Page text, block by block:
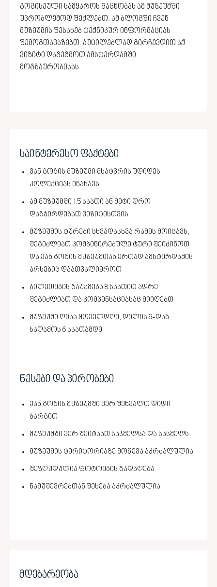
გოგისეული სამყაროს გაცნობას ამ მუზეუმში
უპრობლემოდ შეძლებთ. ამ ბლოგში ჩვენ
მუზეუმის შესახებ ტექნიკურ ინფორმაციას
შემოგთავაზებთ. აუცილებლად გირჩევდით აქ
ვიზიტი დაგეგმოთ ამსტერდამში
მოგზაურობისას.
საინტერესო ფაქტები
ვან გოგის მუზეუმი მხატვრის უდიდეს
კოლექციას ინახავს
ამ მუზეუმში 1.5 საათი ან მეტი დრო
დაგჭირდებათ ვიზიტისთვის
მუზეუმის ტურები სხვადასხვა რამეს მოიცავს,
შეგიძლიათ კომბინირებული ტური შეიძინოთ
და ვან გოგის მუზეუმთან ერთად ამსტერდამის
არხებიც დაათვალიეროთ
ბილეთების გაუქმება 8 საათით ადრე
შეგიძლიათ და კომპენსაციასაც მიიღებთ
მუზეუმი ღიაა ყოველდღე, დილის 9-დან
საღამოს 6 საათამდე
წესები და პირობები
ვან გოგის მუზეუმში ვერ შეხვალთ დიდი
ბარგით
მუზეუმში ვერ შეიტანთ საჭმელსა და სასმელს
მუზეუმის ტერიტორიაზე მოწევა აკრძალულია
შეზღუდულია ფოტოების გადაღება
ნამუშევრებთან შეხება აკრძალულია
მდებარეობა